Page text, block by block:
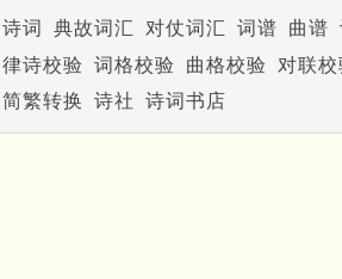
诗词 典故词汇 对仗词汇 词谱 曲谱
律诗校验 词格校验 曲格校验 对联校
简繁转换 诗社 诗词书店